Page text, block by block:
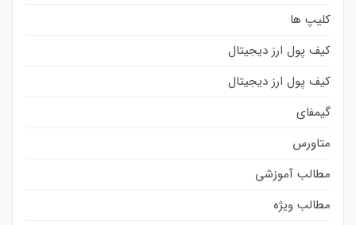
کلیپ ها
کیف پول ارز دیجیتال
کیف پول ارز دیجیتال
گیمفای
متاورس
مطالب آموزشی
مطالب ویژه